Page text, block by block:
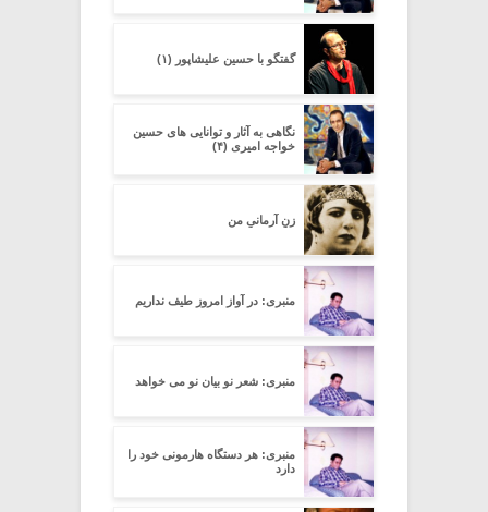
گفتگو با حسین علیشاپور (۱)
نگاهی به آثار و توانایی های حسین
خواجه امیری (۴)
زنِ آرمانیِ من
منبری: در آواز امروز طیف نداریم
منبری: شعر نو بیان نو می خواهد
منبری: هر دستگاه هارمونی خود را
دارد